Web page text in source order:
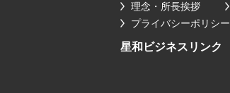
理念・所長挨拶
プライバシーポリシー
星和ビジネスリンク